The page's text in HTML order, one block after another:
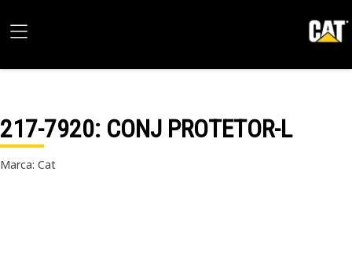
217-7920: CONJ PROTETOR-L
Marca: Cat